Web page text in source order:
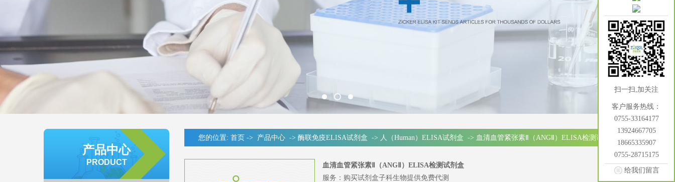
产品中心
PRODUCT
您的位置: 首页 -> 产品中心 -> 酶联免疫ELISA试剂盒 -> 人（Human）ELISA试剂盒 -> 血清血管紧张素Ⅱ（ANGⅡ）ELISA检测试剂盒
血清血管紧张素Ⅱ（ANGⅡ）ELISA检测试剂盒
服务：购买试剂盒子科生物提供免费代测
扫一扫,加关注
客户服务热线：
0755-33164177
13924667705
18665335907
0755-28715175
给我们留言